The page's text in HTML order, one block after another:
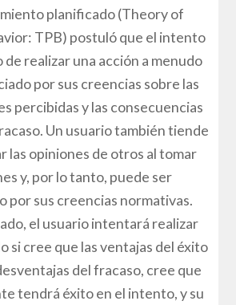
planificado (Theory of
TPB) postuló que el intento
de realizar una acción a menudo
por sus creencias sobre las
percibidas y las consecuencias
Un usuario también tiende
las opiniones de otros al tomar
y, por lo tanto, puede ser
por sus creencias normativas.
el usuario intentará realizar
si cree que las ventajas del éxito
del fracaso, cree que
tendrá éxito en el intento, y su